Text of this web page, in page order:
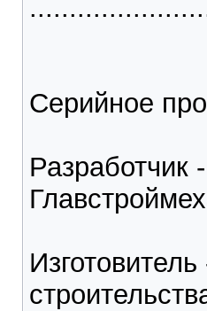
Серийное
Разработчик